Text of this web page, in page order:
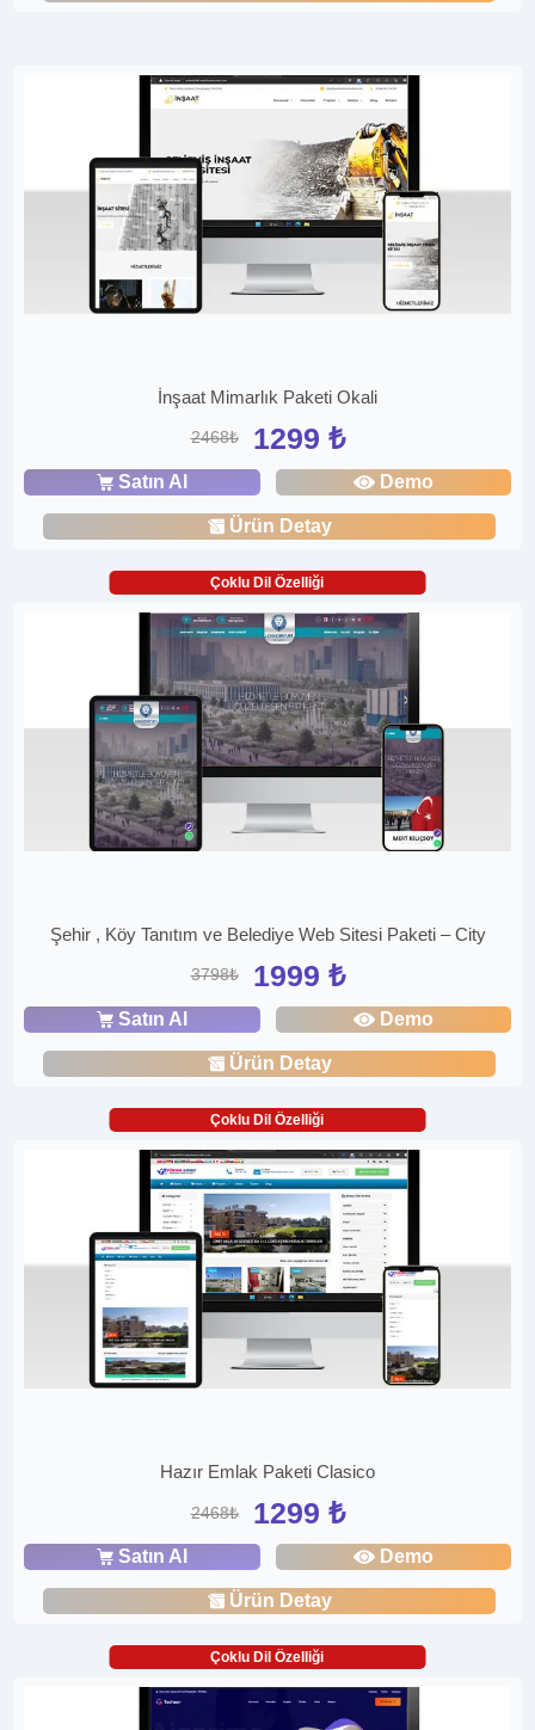
İnşaat Mimarlık Paketi Okali
2468₺ 1299 ₺
Satın Al Demo
Ürün Detay
Çoklu Dil Özelliği
Şehir , Köy Tanıtım ve Belediye Web Sitesi Paketi – City
3798₺ 1999 ₺
Satın Al Demo
Ürün Detay
Çoklu Dil Özelliği
Hazır Emlak Paketi Clasico
2468₺ 1299 ₺
Satın Al Demo
Ürün Detay
Çoklu Dil Özelliği